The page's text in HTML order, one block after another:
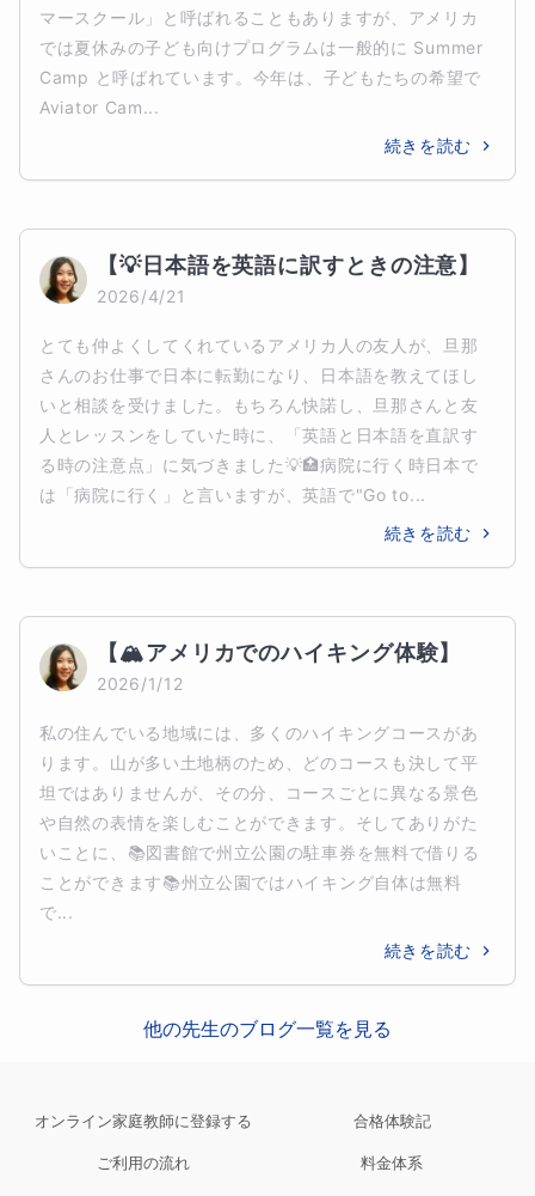
マースクール」と呼ばれることもありますが、アメリカ
では夏休みの子ども向けプログラムは一般的に Summer
Camp と呼ばれています。今年は、子どもたちの希望で
Aviator Cam...
続きを読む
【💡日本語を英語に訳すときの注意】
2026/4/21
とても仲よくしてくれているアメリカ人の友人が、旦那
さんのお仕事で日本に転勤になり、日本語を教えてほし
いと相談を受けました。もちろん快諾し、旦那さんと友
人とレッスンをしていた時に、「英語と日本語を直訳す
る時の注意点」に気づきました💡🏥病院に行く時日本で
は「病院に行く」と言いますが、英語で"Go to...
続きを読む
【🏔️アメリカでのハイキング体験】
2026/1/12
私の住んでいる地域には、多くのハイキングコースがあ
ります。山が多い土地柄のため、どのコースも決して平
坦ではありませんが、その分、コースごとに異なる景色
や自然の表情を楽しむことができます。そしてありがた
いことに、📚図書館で州立公園の駐車券を無料で借りる
ことができます📚州立公園ではハイキング自体は無料
で...
続きを読む
他の先生のブログ一覧を見る
オンライン家庭教師に登録する 合格体験記
ご利用の流れ 料金体系